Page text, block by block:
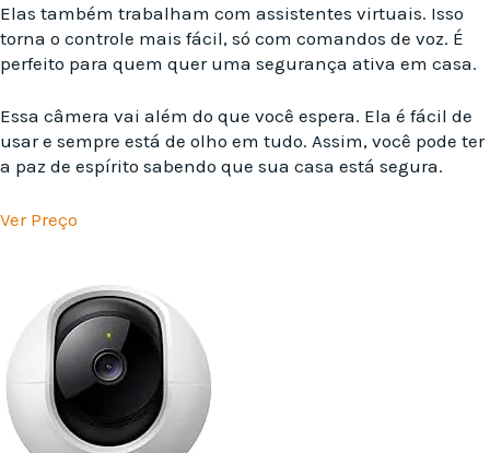
Elas também trabalham com assistentes virtuais. Isso
torna o controle mais fácil, só com comandos de voz. É
perfeito para quem quer uma segurança ativa em casa.
Essa câmera vai além do que você espera. Ela é fácil de
usar e sempre está de olho em tudo. Assim, você pode ter
a paz de espírito sabendo que sua casa está segura.
Ver Preço